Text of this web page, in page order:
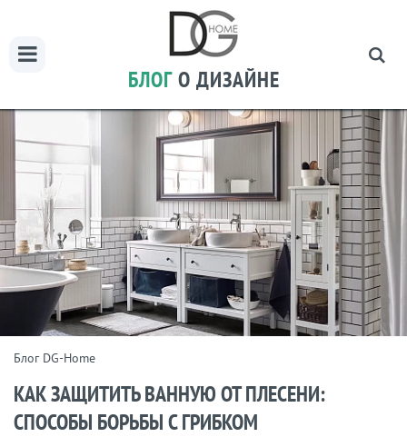
БЛОГ О ДИЗАЙНЕ
Блог DG-Home
КАК ЗАЩИТИТЬ ВАННУЮ ОТ ПЛЕСЕНИ:
СПОСОБЫ БОРЬБЫ С ГРИБКОМ